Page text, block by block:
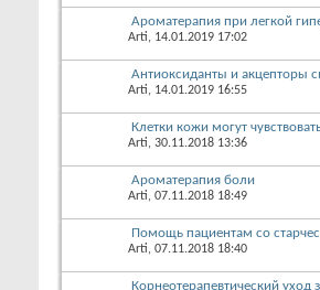
Ароматерапия при легкой
Arti, 14.01.2019 17:02
Антиоксиданты и акцепторы
Arti, 14.01.2019 16:55
Клетки кожи могут
Arti, 30.11.2018 13:36
Ароматерапия боли
Arti, 07.11.2018 18:49
Помощь пациентам со
Arti, 07.11.2018 18:40
Корнеотерапевтический уход